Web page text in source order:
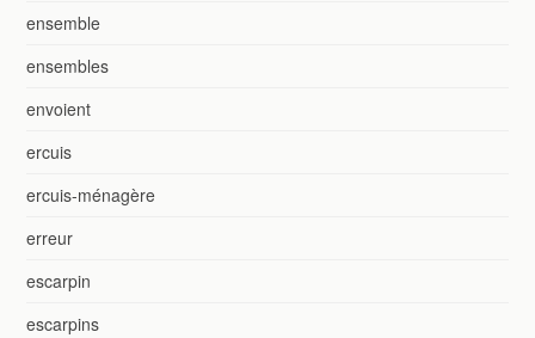
ensemble
ensembles
envoient
ercuis
ercuis-ménagère
erreur
escarpin
escarpins